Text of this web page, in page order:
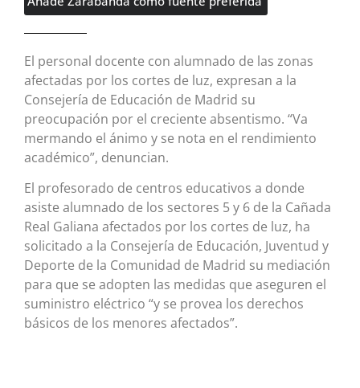
El personal docente con alumnado de las zonas
afectadas por los cortes de luz, expresan a la
Consejería de Educación de Madrid su
preocupación por el creciente absentismo. “Va
mermando el ánimo y se nota en el rendimiento
académico”, denuncian.
El profesorado de centros educativos a donde
asiste alumnado de los sectores 5 y 6 de la Cañada
Real Galiana afectados por los cortes de luz, ha
solicitado a la Consejería de Educación, Juventud y
Deporte de la Comunidad de Madrid su mediación
para que se adopten las medidas que aseguren el
suministro eléctrico “y se provea los derechos
básicos de los menores afectados”.